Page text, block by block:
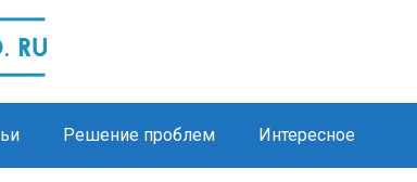
Решение проблем Интересное